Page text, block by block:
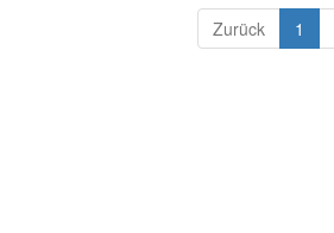
Zurück 1